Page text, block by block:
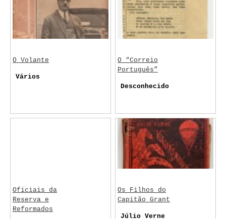
O Volante
Vários
O “Correio
Português”
Desconhecido
Oficiais da
Reserva e
Reformados
Os Filhos do
Capitão Grant
Júlio Verne